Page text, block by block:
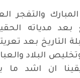
والتفجر
بعد مدياته
التاريخ بعد
البلاد
ان اشد ما